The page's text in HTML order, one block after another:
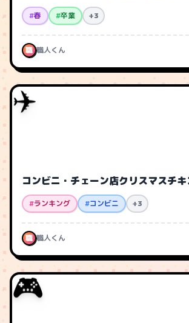
#春 #卒業 +3
職 職人くん
✈️
コンビニ・チェーン店クリスマスチ
#ランキング #コンビニ +3
職 職人くん
🎮